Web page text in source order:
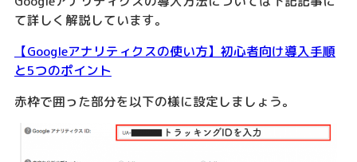
て詳しく解説しています。
【Googleアナリティクスの使い方】初心者向け導入手順
と5つのポイント
赤枠で囲った部分を以下の様に設定しましょう。